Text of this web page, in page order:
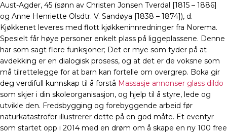
Aust-Agder, 45 (sønn av Christen Jonsen Tverdal [1815 – 1886]
og Anne Henriette Olsdtr. V. Sandøya [1838 – 1874]), d.
Kjøkkenet leveres med flott kjøkkeninnredninger fra Norema.
Spesielt får høye personer enkelt plass på liggeplassene. Denne
har som sagt flere funksjoner; Det er mye som tyder på at
avdekking er en dialogisk prosess, og at det er de voksne som
må tilrettelegge for at barn kan fortelle om overgrep. Boka gir
deg verdifull kunnskap til å forstå Massasje annonser glass dildo
som skjer i din skoleorganisasjon, og hjelp til å styre, lede og
utvikle den. Fredsbygging og forebyggende arbeid før
naturkatastrofer illustrerer dette på en god måte. Et eventyr
som startet opp i 2014 med en drøm om å skape en ny 100 free